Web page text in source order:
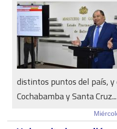
distintos puntos del país,
Cochabamba y Santa Cruz...